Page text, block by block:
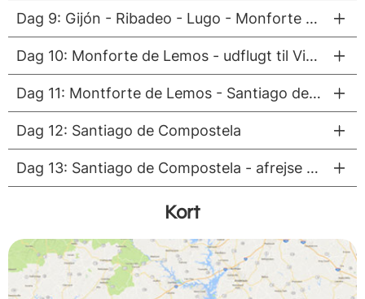
Dag 9: Gijón - Ribadeo - Lugo - Monforte de Lemos
Dag 10: Monforte de Lemos - udflugt til Vinområdet Ribeira Sacra
Dag 11: Montforte de Lemos - Santiago de Compostela
Dag 12: Santiago de Compostela
Dag 13: Santiago de Compostela - afrejse Santiago de Compostela Lufthavn
Kort